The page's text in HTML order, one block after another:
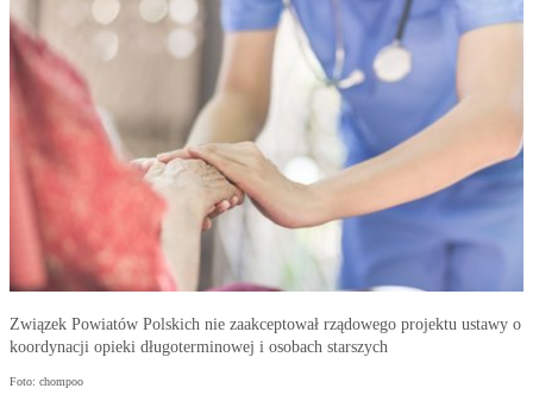
Związek Powiatów Polskich nie zaakceptował rządowego projektu ustawy o
koordynacji opieki długoterminowej i osobach starszych
Foto: chompoo